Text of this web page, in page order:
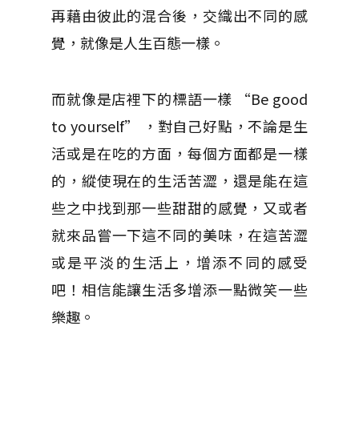
再藉由彼此的混合後，交織出不同的感
覺，就像是人生百態一樣。
而就像是店裡下的標語一樣 “Be good
to yourself” ，對自己好點，不論是生
活或是在吃的方面，每個方面都是一樣
的，縱使現在的生活苦澀，還是能在這
些之中找到那一些甜甜的感覺，又或者
就來品嘗一下這不同的美味，在這苦澀
或是平淡的生活上，增添不同的感受
吧！相信能讓生活多增添一點微笑一些
樂趣。